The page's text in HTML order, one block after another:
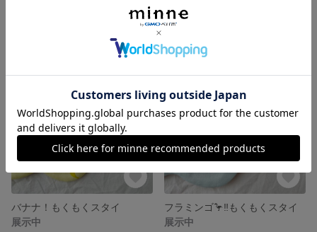
展示中
バナナ！もくもくスタイ
展示中
フラミンゴ🦩‼️もくもくスタイ
展示中